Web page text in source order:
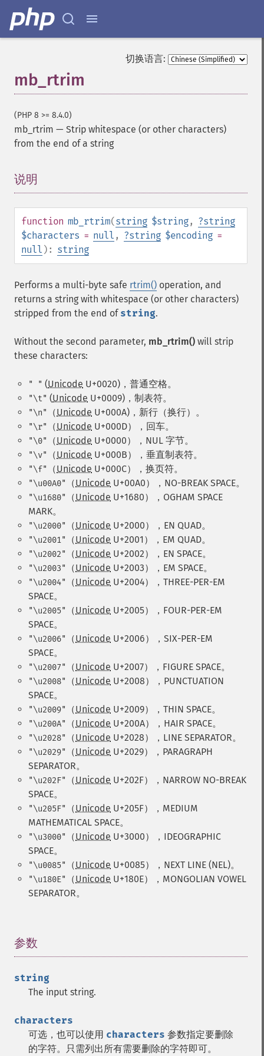
切换语言:
mb_rtrim
(PHP 8 >= 8.4.0)
mb_rtrim — Strip whitespace (or other characters)
from the end of a string
说明
function mb_rtrim(string $string, ?string
$characters = null , ?string $encoding =
null ): string
Performs a multi-byte safe rtrim() operation, and
returns a string with whitespace (or other characters)
stripped from the end of string.
Without the second parameter, mb_rtrim() will strip
these characters:
" " (Unicode U+0020)，普通空格。
"\t" (Unicode U+0009)，制表符。
"\n" （Unicode U+000A)，新行（换行）。
"\r" （Unicode U+000D），回车。
"\0" （Unicode U+0000），NUL 字节。
"\v" （Unicode U+000B），垂直制表符。
"\f" （Unicode U+000C），换页符。
"\u00A0" （Unicode U+00A0），NO-BREAK SPACE。
"\u1680" （Unicode U+1680），OGHAM SPACE
MARK。
"\u2000" （Unicode U+2000），EN QUAD。
"\u2001" （Unicode U+2001），EM QUAD。
"\u2002" （Unicode U+2002），EN SPACE。
"\u2003" （Unicode U+2003），EM SPACE。
"\u2004" （Unicode U+2004），THREE-PER-EM
SPACE。
"\u2005" （Unicode U+2005），FOUR-PER-EM
SPACE。
"\u2006" （Unicode U+2006），SIX-PER-EM
SPACE。
"\u2007" （Unicode U+2007），FIGURE SPACE。
"\u2008" （Unicode U+2008），PUNCTUATION
SPACE。
"\u2009" （Unicode U+2009），THIN SPACE。
"\u200A" （Unicode U+200A），HAIR SPACE。
"\u2028" （Unicode U+2028），LINE SEPARATOR。
"\u2029" （Unicode U+2029），PARAGRAPH
SEPARATOR。
"\u202F" （Unicode U+202F），NARROW NO-BREAK
SPACE。
"\u205F" （Unicode U+205F），MEDIUM
MATHEMATICAL SPACE。
"\u3000" （Unicode U+3000），IDEOGRAPHIC
SPACE。
"\u0085" （Unicode U+0085），NEXT LINE (NEL)。
"\u180E" （Unicode U+180E），MONGOLIAN VOWEL
SEPARATOR。
参数
string
The input string.
characters
可选，也可以使用 characters 参数指定要删除
的字符。只需列出所有需要删除的字符即可。